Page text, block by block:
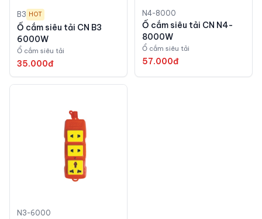
B3 HOT
Ổ cắm siêu tải CN B3
6000W
Ổ cắm siêu tải
35.000đ
N4-8000
Ổ cắm siêu tải CN N4-
8000W
Ổ cắm siêu tải
57.000đ
N3-6000